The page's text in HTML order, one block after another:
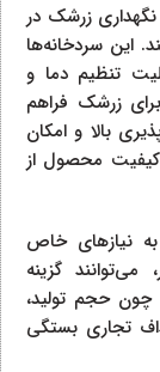
نگهداری زرشک در
این سردخانه‌ها
تنظیم دما و
زرشک فراهم
بالا و امکان
محصول از
نیازهای خاص
گزینه
چون حجم تولید،
تجاری بستگی